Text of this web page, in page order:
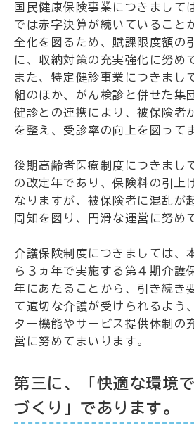
国民健康保険事業につきまして
では赤字決算が続いていること
全化を図るため、賦課限度額の
に、収納対策の充実強化に努め
また、特定健診事業につきまし
組のほか、がん検診と併せた集
健診との連携により、被保険者
を整え、受診率の向上を図って
後期高齢者医療制度につきまし
の改定年であり、保険料の引上
なりますが、被保険者に混乱が
周知を図り、円滑な運営に努め
介護保険制度につきましては、
ら３ヵ年で実施する第４期介護
年にあたることから、引き続き
て適切な介護が受けられるよう
ター機能やサービス提供体制の
営に努めてまいります。
第三に、「快適な環境
づくり」であります。